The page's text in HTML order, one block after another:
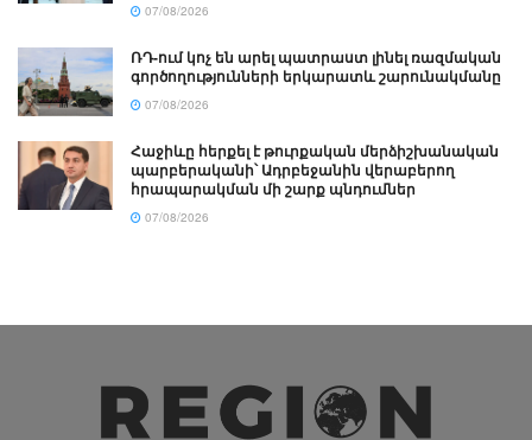
07/08/2026
ՌԴ-ում կոչ են արել պատրաստ լինել ռազմական
գործողությունների երկարատև շարունակմանը
07/08/2026
Հաջիևը հերքել է թուրքական մերձիշխանական
պարբերականի՝ Ադրբեջանին վերաբերող
հրապարակման մի շարք պնդումներ
07/08/2026